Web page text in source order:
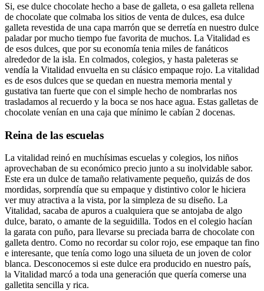
Si, ese dulce chocolate hecho a base de galleta, o esa galleta rellena
de chocolate que colmaba los sitios de venta de dulces, esa dulce
galleta revestida de una capa marrón que se derretía en nuestro dulce
paladar por mucho tiempo fue favorita de muchos. La Vitalidad es
de esos dulces, que por su economía tenia miles de fanáticos
alrededor de la isla. En colmados, colegios, y hasta paleteras se
vendía la Vitalidad envuelta en su clásico empaque rojo. La vitalidad
es de esos dulces que se quedan en nuestra memoria mental y
gustativa tan fuerte que con el simple hecho de nombrarlas nos
trasladamos al recuerdo y la boca se nos hace agua. Estas galletas de
chocolate venían en una caja que mínimo le cabían 2 docenas.
Reina de las escuelas
La vitalidad reinó en muchísimas escuelas y colegios, los niños
aprovechaban de su económico precio junto a su inolvidable sabor.
Este era un dulce de tamaño relativamente pequeño, quizás de dos
mordidas, sorprendía que su empaque y distintivo color le hiciera
ver muy atractiva a la vista, por la simpleza de su diseño. La
Vitalidad, sacaba de apuros a cualquiera que se antojaba de algo
dulce, barato, o amante de la seguidilla. Todos en el colegio hacían
la garata con puño, para llevarse su preciada barra de chocolate con
galleta dentro. Como no recordar su color rojo, ese empaque tan fino
e interesante, que tenía como logo una silueta de un joven de color
blanca. Desconocemos si este dulce era producido en nuestro país,
la Vitalidad marcó a toda una generación que quería comerse una
galletita sencilla y rica.